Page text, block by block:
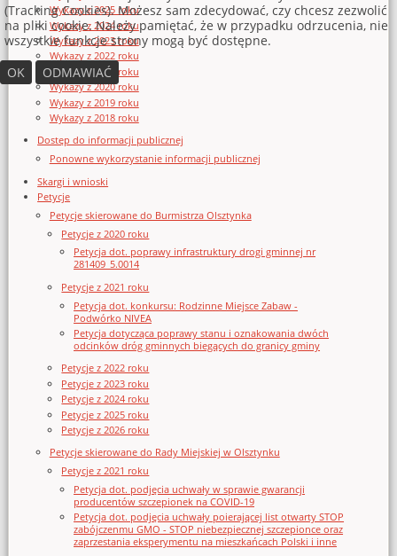
Wykazy z 2025 roku
Wykazy z 2024 roku
Wykazy z 2023 roku
Wykazy z 2022 roku
Wykazy z 2021 roku
Wykazy z 2020 roku
Wykazy z 2019 roku
Wykazy z 2018 roku
Dostęp do informacji publicznej
Ponowne wykorzystanie informacji publicznej
Skargi i wnioski
Petycje
Petycje skierowane do Burmistrza Olsztynka
Petycje z 2020 roku
Petycja dot. poprawy infrastruktury drogi gminnej nr
281409_5.0014
Petycje z 2021 roku
Petycja dot. konkursu: Rodzinne Miejsce Zabaw -
Podwórko NIVEA
Petycja dotycząca poprawy stanu i oznakowania dwóch
odcinków dróg gminnych biegących do granicy gminy
Petycje z 2022 roku
Petycje z 2023 roku
Petycje z 2024 roku
Petycje z 2025 roku
Petycje z 2026 roku
Petycje skierowane do Rady Miejskiej w Olsztynku
Petycje z 2021 roku
Petycja dot. podjęcia uchwały w sprawie gwarancji
producentów szczepionek na COVID-19
Petycja dot. podjęcia uchwały poierającej list otwarty STOP
zabójczenmu GMO - STOP niebezpiecznej szczepionce oraz
zaprzestania eksperymentu na mieszkańcach Polski i inne
(Tracking Cookies). Możesz sam zdecydować, czy chcesz zezwolić
na pliki cookie. Należy pamiętać, że w przypadku odrzucenia, nie
wszystkie funkcje strony mogą być dostępne.
OK
ODMAWIAĆ